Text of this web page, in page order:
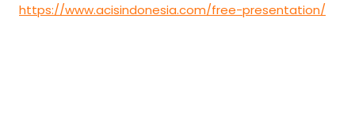
https://www.acisindonesia.com/free-presentation/